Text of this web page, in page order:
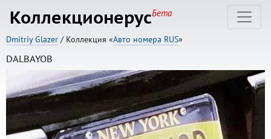
КоллекционерусБета
Dmitriy Glazer / Коллекция «Авто номера RUS»
DALBAYOB